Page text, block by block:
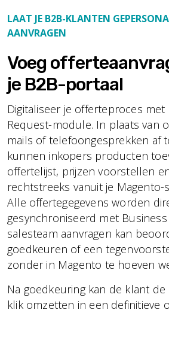
LAAT JE B2B-KLANTEN
AANVRAGEN
Voeg
je B2B-portaal
Digitaliseer je offerteproces
Request-module. In plaats van
mails of telefoongesprekken af
kunnen inkopers producten
offertelijst, prijzen voorstellen
rechtstreeks vanuit je Magento-
Alle offertegegevens worden
gesynchroniseerd met
salesteam aanvragen kan
goedkeuren of een
zonder in Magento te hoeven
Na goedkeuring kan de klant
klik omzetten in een definitieve